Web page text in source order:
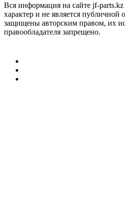
Вся информация на сайте jf-
характер и не является публичной
защищены авторским правом, их
правообладателя запрещено.